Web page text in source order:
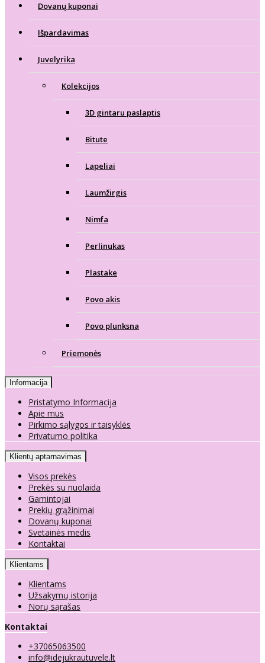
Dovanų kuponai
Išpardavimas
Juvelyrika
Kolekcijos
3D gintaru paslaptis
Bitute
Lapeliai
Laumžirgis
Nimfa
Perlinukas
Plastake
Povo akis
Povo plunksna
Priemonės
Informacija
Pristatymo Informacija
Apie mus
Pirkimo sąlygos ir taisyklės
Privatumo politika
Klientų aptarnavimas
Visos prekės
Prekės su nuolaida
Gamintojai
Prekių grąžinimai
Dovanų kuponai
Svetainės medis
Kontaktai
Klientams
Klientams
Užsakymų istorija
Norų sąrašas
Kontaktai
+37065063500
info@idejukrautuvele.lt